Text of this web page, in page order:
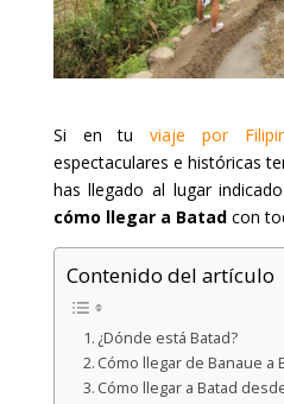
Si en tuviaje por
espectaculares e históricas
has llegado al lugar
cómo llegar a Batadcon
Contenido del artículo
¿Dónde está Batad?
Cómo llegar de Banaue a
Cómo llegar a Batad